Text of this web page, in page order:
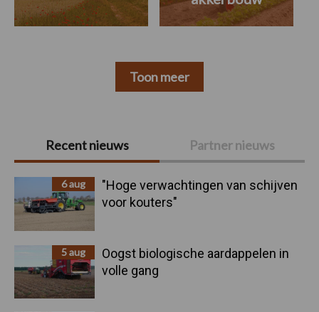
Primaire
Sidebar
Recent nieuws Partner nieuws
6 aug
"Hoge verwachtingen van schijven
voor kouters"
5 aug
Oogst biologische aardappelen in
volle gang
Toon meer